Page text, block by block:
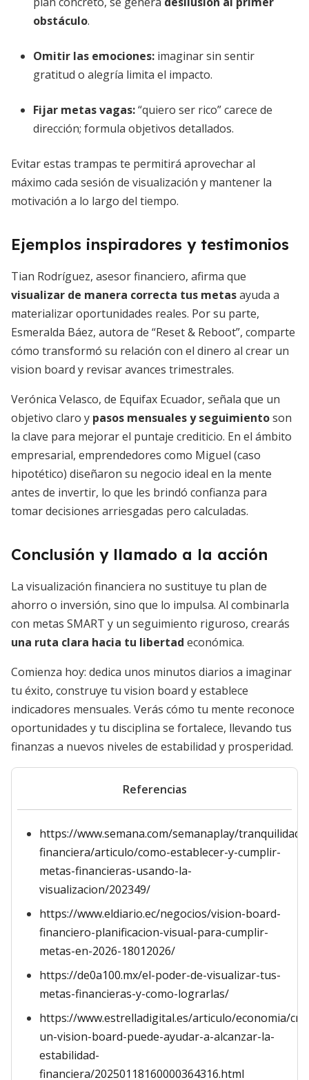
obstáculo.
Omitir las emociones: imaginar sin sentir
gratitud o alegría limita el impacto.
Fijar metas vagas:“quiero ser rico” carece de
dirección; formula objetivos detallados.
Evitar estas trampas te permitirá aprovechar al
máximo cada sesión de visualización y mantener la
motivación a lo largo del tiempo.
Ejemplos inspiradores y testimonios
Tian Rodríguez, asesor financiero, afirma que
visualizar de manera correcta tus metasayuda a
materializar oportunidades reales. Por su parte,
Esmeralda Báez, autora de “Reset & Reboot”, comparte
cómo transformó su relación con el dinero al crear un
vision board y revisar avances trimestrales.
Verónica Velasco, de Equifax Ecuador, señala que un
objetivo claro y pasos mensuales y seguimientoson
la clave para mejorar el puntaje crediticio. En el ámbito
empresarial, emprendedores como Miguel (caso
hipotético) diseñaron su negocio ideal en la mente
antes de invertir, lo que les brindó confianza para
tomar decisiones arriesgadas pero calculadas.
Conclusión y llamado a la acción
La visualización financiera no sustituye tu plan de
ahorro o inversión, sino que lo impulsa. Al combinarla
con metas SMART y un seguimiento riguroso, crearás
una ruta clara hacia tu libertad económica.
Comienza hoy: dedica unos minutos diarios a imaginar
tu éxito, construye tu vision board y establece
indicadores mensuales. Verás cómo tu mente reconoce
oportunidades y tu disciplina se fortalece, llevando tus
finanzas a nuevos niveles de estabilidad y prosperidad.
Referencias
https://www.semana.com/semanaplay/tranquilidad-
financiera/articulo/como-establecer-y-cumplir-
metas-financieras-usando-la-
visualizacion/202349/
https://www.eldiario.ec/negocios/vision-board-
financiero-planificacion-visual-para-cumplir-
metas-en-2026-18012026/
https://de0a100.mx/el-poder-de-visualizar-tus-
metas-financieras-y-como-lograrlas/
https://www.estrelladigital.es/articulo/economia/
un-vision-board-puede-ayudar-a-alcanzar-la-
estabilidad-
financiera/20250118160000364316.html